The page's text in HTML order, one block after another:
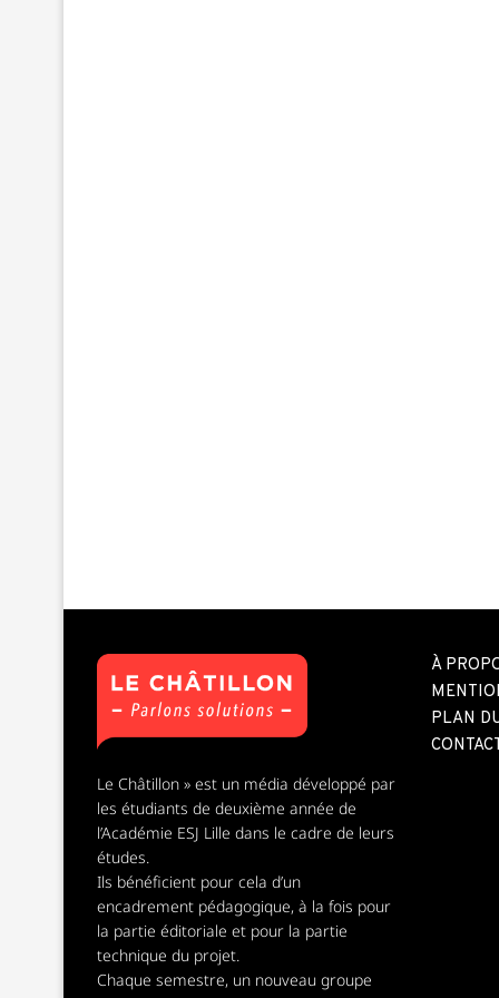
Le Châtillon » est un média développé par
les étudiants de deuxième année de
l’Académie ESJ Lille dans le cadre de leurs
études.
Ils bénéficient pour cela d’un
encadrement pédagogique, à la fois pour
la partie éditoriale et pour la partie
technique du projet.
Chaque semestre, un nouveau groupe
À
PLAN